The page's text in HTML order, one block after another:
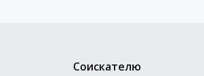
Соискателю